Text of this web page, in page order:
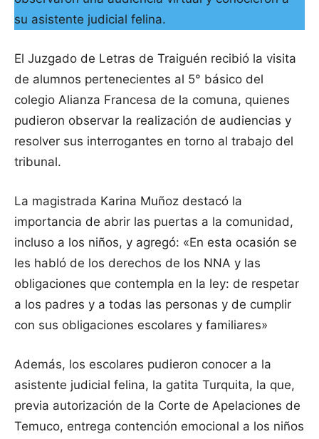
su asistente judicial felina.
El Juzgado de Letras de Traiguén recibió la visita
de alumnos pertenecientes al 5° básico del
colegio Alianza Francesa de la comuna, quienes
pudieron observar la realización de audiencias y
resolver sus interrogantes en torno al trabajo del
tribunal.
La magistrada Karina Muñoz destacó la
importancia de abrir las puertas a la comunidad,
incluso a los niños, y agregó: «En esta ocasión se
les habló de los derechos de los NNA y las
obligaciones que contempla en la ley: de respetar
a los padres y a todas las personas y de cumplir
con sus obligaciones escolares y familiares»
Además, los escolares pudieron conocer a la
asistente judicial felina, la gatita Turquita, la que,
previa autorización de la Corte de Apelaciones de
Temuco, entrega contención emocional a los niños